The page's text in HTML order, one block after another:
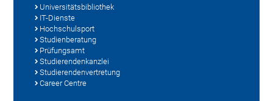
Universitätsbibliothek
IT-Dienste
Hochschulsport
Studienberatung
Prüfungsamt
Studierendenkanzlei
Studierendenvertretung
Career Centre